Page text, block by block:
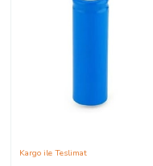
Kargo ile Teslimat